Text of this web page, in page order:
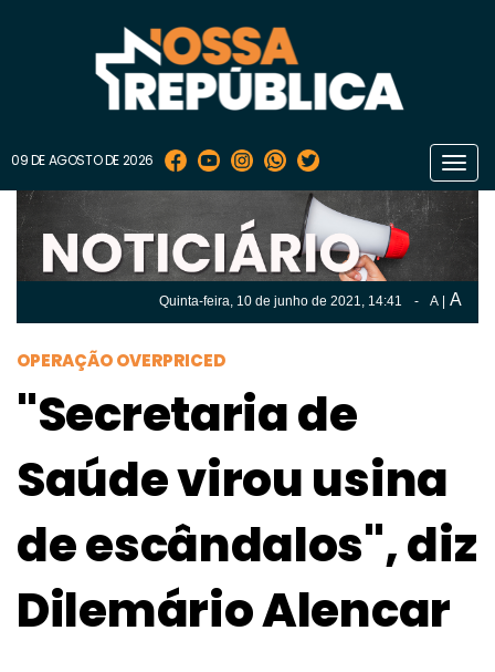
09 DE AGOSTO DE 2026
Quinta-feira, 10 de junho de 2021, 14:41 - A A
OPERAÇÃO OVERPRICED
"Secretaria de
Saúde virou usina
de escândalos", diz
Dilemário Alencar